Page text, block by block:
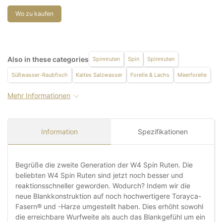
Wo zu kaufen
Also in these categories Spinnruten Spin Spinnruten
Süßwasser-Raubfisch Kaltes Salzwasser Forelle & Lachs Meerforelle
Mehr Informationen
Information Spezifikationen
Begrüße die zweite Generation der W4 Spin Ruten. Die
beliebten W4 Spin Ruten sind jetzt noch besser und
reaktionsschneller geworden. Wodurch? Indem wir die
neue Blankkonstruktion auf noch hochwertigere Torayca-
Fasern® und -Harze umgestellt haben. Dies erhöht sowohl
die erreichbare Wurfweite als auch das Blankgefühl um ein